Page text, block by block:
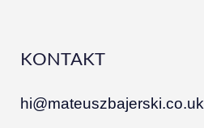
KONTAKT
hi@mateuszbajerski.co.uk